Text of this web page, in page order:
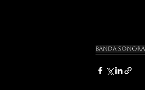
Banda Sonora